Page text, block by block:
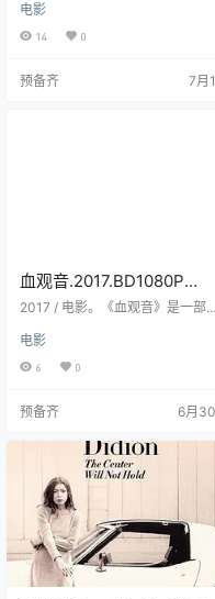
是朝廷要官，却为了收集写诗的素
材而甘愿被贬为起居郎。长安城内
电影
14 0
预备齐 7月
血观音‎.2017.BD1080P
2025-03-01
2017 / 电影。《血观音》是一部由
音》讲述了惠英红、吴可熙及14岁
童星文淇扮演的一家女性，通过高
电影
6 0
预备齐 6月